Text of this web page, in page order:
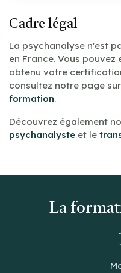
Cadre légal
La psychanalyse n'est
en France. Vous
obtenu votre
consultez notre page
formation.
Découvrez également
psychanalyste et le
La